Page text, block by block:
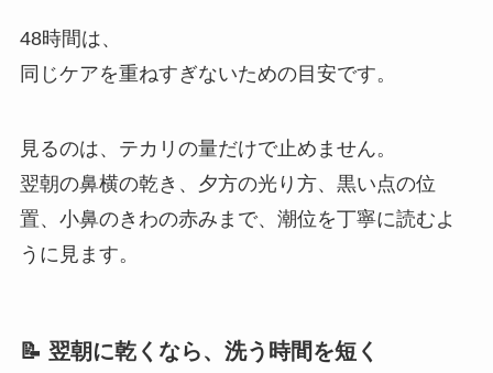
48時間は、
同じケアを重ねすぎないための目安です。
見るのは、テカリの量だけで止めません。
翌朝の鼻横の乾き、夕方の光り方、黒い点の位
置、小鼻のきわの赤みまで、潮位を丁寧に読むよ
うに見ます。
📝 翌朝に乾くなら、洗う時間を短く